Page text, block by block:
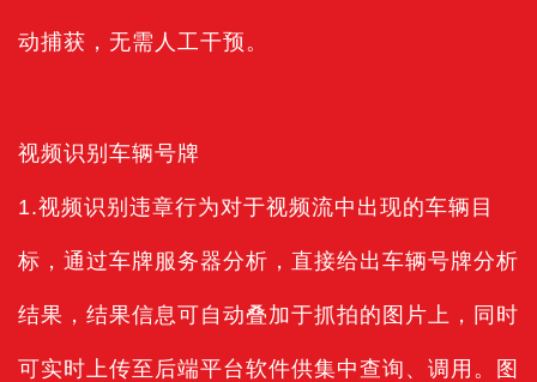
动捕获，无需人工干预。
视频识别车辆号牌
1.视频识别违章行为对于视频流中出现的车辆目
标，通过车牌服务器分析，直接给出车辆号牌分析
结果，结果信息可自动叠加于抓拍的图片上，同时
可实时上传至后端平台软件供集中查询、调用。图